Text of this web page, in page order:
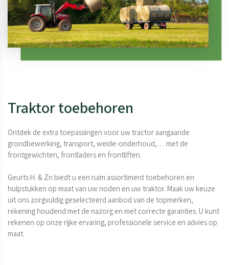
Traktor toebehoren
Ontdek de extra toepassingen voor uw tractor aangaande
grondbewerking, transport, weide-onderhoud,… met de
frontgewichten, frontladers en frontliften.
Geurts H. & Zn biedt u een ruim assortiment toebehoren en
hulpstukken op maat van uw noden en uw traktor. Maak uw keuze
uit ons zorgvuldig geselecteerd aanbod van de topmerken,
rekening houdend met de nazorg en met correcte garanties. U kunt
rekenen op onze rijke ervaring, professionele service en advies op